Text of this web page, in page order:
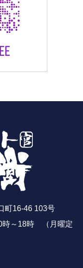
町16-46 103号
時～18時 （月曜定